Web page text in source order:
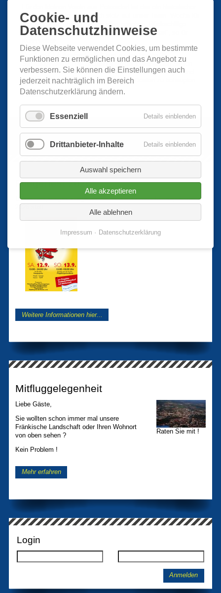
Moment. „Ich bin unglaublich stolz auf unser Team. Woche für
Woche haben unsere Piloten alles gegeben, Rückschläge
weggesteckt und sich immer wieder neu fokussiert“, so Dr.
Der Aero-Club Ansbach zählt nun zu den besten 25
Segelflugvereinen Deutschlands. In der kommenden Saison
wartet die 1. Bundesliga – mit neuen Herausforderungen und
der Chance, sich bundesweit unter den Besten zu behaupten.
Zurück
Fliegerfest 2026
Unser diesjähriges Fliegerfest findet am 12. und 13. September
Weitere Informationen hier...
Mitfluggelegenheit
Raten Sie mit !
Liebe Gäste,
Sie wollten schon immer mal unsere
Fränkische Landschaft oder Ihren Wohnort
von oben sehen ?
Kein Problem !
Mehr erfahren
Login
Anmelden
Cookie- und
Datenschutzhinweise
Diese Webseite verwendet Cookies, um bestimmte
Funktionen zu ermöglichen und das Angebot zu
verbessern. Sie können die Einstellungen auch
jederzeit nachträglich im Bereich
Datenschutzerklärung ändern.
Essenziell Details einblenden
Drittanbieter-Inhalte Details einblenden
Auswahl speichern
Alle akzeptieren
Alle ablehnen
Impressum Datenschutzerklärung